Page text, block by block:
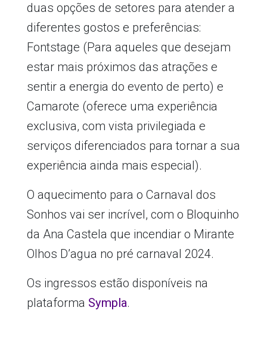
duas opções de setores para atender a
diferentes gostos e preferências:
Fontstage (Para aqueles que desejam
estar mais próximos das atrações e
sentir a energia do evento de perto) e
Camarote (oferece uma experiência
exclusiva, com vista privilegiada e
serviços diferenciados para tornar a sua
experiência ainda mais especial).
O aquecimento para o Carnaval dos
Sonhos vai ser incrível, com o Bloquinho
da Ana Castela que incendiar o Mirante
Olhos D’agua no pré carnaval 2024.
Os ingressos estão disponíveis na
plataforma Sympla.